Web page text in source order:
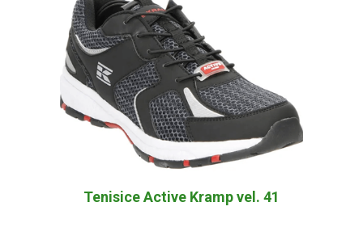
Tenisice Active Kramp vel. 41